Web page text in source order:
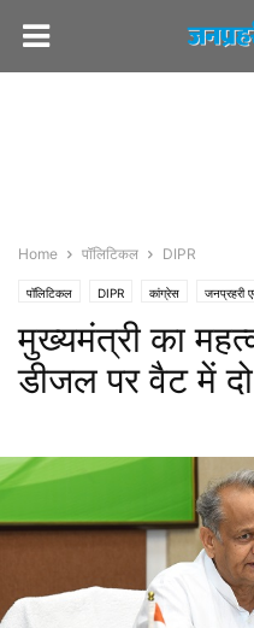
Home पॉलिटिकल DIPR
पॉलिटिकल DIPR कांग्रेस जनप्रहरी
भाजपा
मुख्यमंत्री का
डीजल पर वैट में